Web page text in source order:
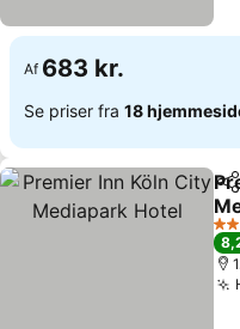
Af 683 kr.
Se priser fra 18
Del
Se
3